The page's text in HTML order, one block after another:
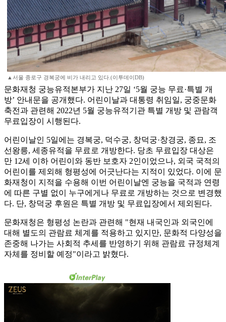
▲서울 종로구 경복궁에 비가 내리고 있다.(이투데이DB)
문화재청 궁능유적본부가 지난 27일 ‘5월 궁능 무료·특별 개
방’ 안내문을 공개했다. 어린이날과 대통령 취임일, 궁중문화
축전과 관련해 2022년 5월 궁능유적기관 특별 개방 및 관람객
무료입장이 시행된다.
어린이날인 5일에는 경복궁, 덕수궁, 창덕궁·창경궁, 종묘, 조
선왕릉, 세종유적을 무료로 개방한다. 당초 무료입장 대상은
만 12세 이하 어린이와 동반 보호자 2인이었으나, 외국 국적의
어린이를 제외해 형평성에 어긋난다는 지적이 있었다. 이에 문
화재청이 지적을 수용해 이번 어린이날엔 궁능을 국적과 연령
에 따른 구별 없이 누구에게나 무료로 개방하는 것으로 변경했
다. 단, 창덕궁 후원은 특별 개방 및 무료입장에서 제외된다.
문화재청은 형평성 논란과 관련해 "현재 내국인과 외국인에
대해 별도의 관람료 체계를 적용하고 있지만, 문화적 다양성을
존중해 나가는 사회적 추세를 반영하기 위해 관람료 규정체계
자체를 정비할 예정"이라고 밝혔다.